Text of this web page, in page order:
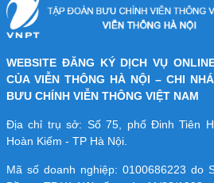
WEBSITE ĐĂNG KÝ DỊCH VỤ
CỦA VIỄN THÔNG HÀ NỘI – CHI
BƯU CHÍNH VIỄN THÔNG VIỆT NAM
Địa chỉ trụ sở: Số 75, phố Đinh Tiên
Hoàn Kiếm - TP Hà Nội.
Mã số doanh nghiệp:0100686223 do